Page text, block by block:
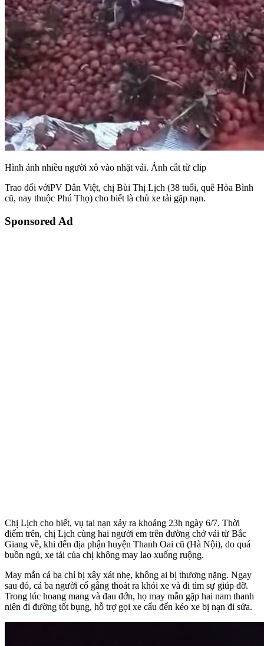
Hình ảnh nhiều người xô vào nhặt vải. Ảnh cắt từ clip
Trao đổi vớiPV Dân Việt, chị Bùi Thị Lịch (38 tuổi, quê Hòa Bình
cũ, nay thuộc Phú Thọ) cho biết là chủ xe tải gặp nạn.
Sponsored Ad
Chị Lịch cho biết, vụ tai nạn xảy ra khoảng 23h ngày 6/7. Thời
điểm trên, chị Lịch cùng hai người em trên đường chở vải từ Bắc
Giang về, khi đến địa phận huyện Thanh Oai cũ (Hà Nội), do quá
buồn ngủ, xe tải của chị không may lao xuống ruộng.
May mắn cả ba chỉ bị xây xát nhẹ, không ai bị thương nặng. Ngay
sau đó, cả ba người cố gắng thoát ra khỏi xe và đi tìm sự giúp đỡ.
Trong lúc hoang mang và đau đớn, họ may mắn gặp hai nam thanh
niên đi đường tốt bụng, hỗ trợ gọi xe cẩu đến kéo xe bị nạn đi sửa.